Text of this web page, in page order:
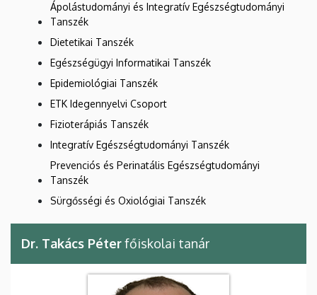
Ápolástudományi és Integratív Egészségtudományi
Tanszék
Dietetikai Tanszék
Egészségügyi Informatikai Tanszék
Epidemiológiai Tanszék
ETK Idegennyelvi Csoport
Fizioterápiás Tanszék
Integratív Egészségtudományi Tanszék
Prevenciós és Perinatális Egészségtudományi
Tanszék
Sürgősségi és Oxiológiai Tanszék
Dr. Takács Péterfőiskolai tanár